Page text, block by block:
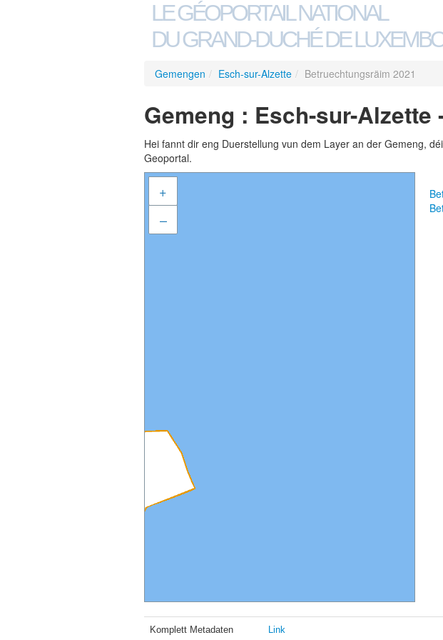
LE GÉOPORTAIL NATIONAL
DU GRAND-DUCHÉ DE
Gemengen / Esch-sur-Alzette / Betruechtungsräim 2021
Gemeng : Esch-sur-Alzette
Hei fannt dir eng Duerstellung vun dem Layer an der Gemeng,
Geoportal.
+
–
Komplett Metadaten Link